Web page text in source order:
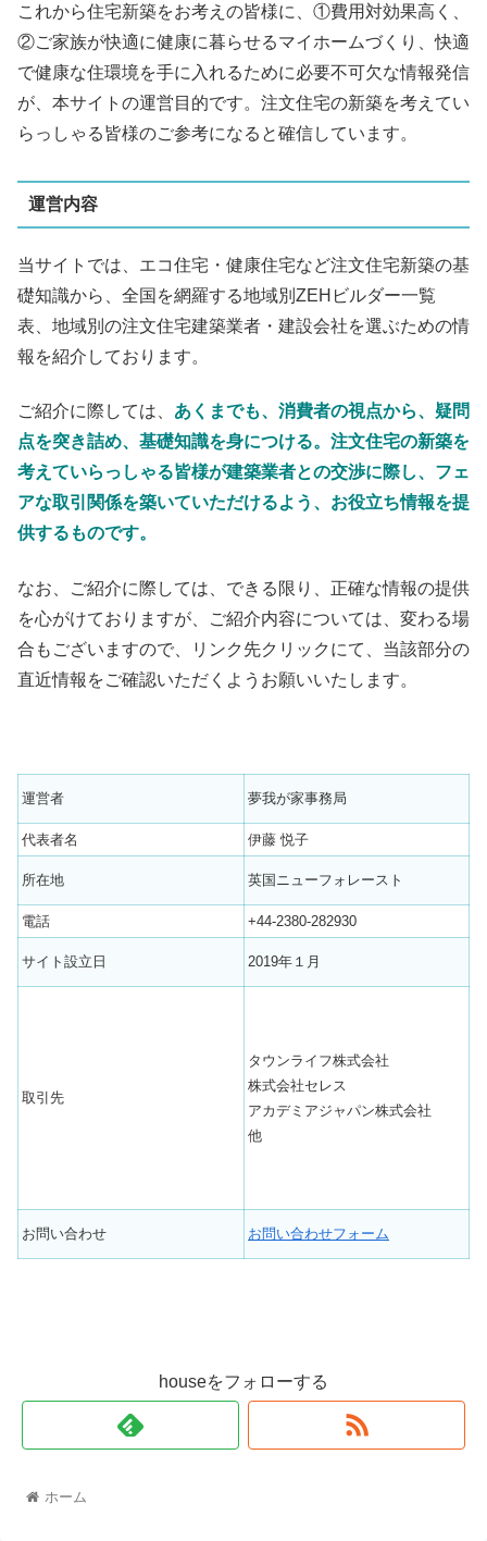
これから住宅新築をお考えの皆様に、①費用対効果高く、
②ご家族が快適に健康に暮らせるマイホームづくり、快適
で健康な住環境を手に入れるために必要不可欠な情報発信
が、本サイトの運営目的です。 注文住宅の新築を考えてい
らっしゃる皆様のご参考になると確信しています。
運営内容
当サイトでは、エコ住宅・健康住宅など注文住宅新築の基
礎知識から、全国を網羅する地域別ZEHビルダー一覧
表、地域別の注文住宅建築業者・建設会社を選ぶための情
報を紹介しております。
ご紹介に際しては、 あくまでも、消費者の視点から、疑問
点を突き詰め、基礎知識を身につける。注文住宅の新築を
考えていらっしゃる皆様が建築業者との交渉に際し、フェ
アな取引関係を築いていただけるよう、お役立ち情報を提
供するものです。
なお、ご紹介に際しては、できる限り、正確な情報の提供
を心がけておりますが、ご紹介内容については、変わる場
合もございますので、リンク先クリックにて、当該部分の
直近情報をご確認いただくようお願いいたします。
運営者 夢我が家事務局
代表者名 伊藤 悦子
所在地 英国ニューフォレースト
電話 +44-2380-282930
サイト設立日 2019年１月
取引先
タウンライフ株式会社
株式会社セレス
アカデミアジャパン株式会社
他
お問い合わせ お問い合わせフォーム
houseをフォローする
ホーム